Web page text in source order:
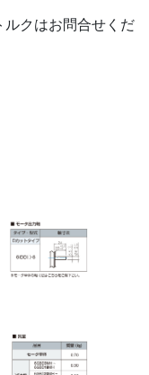
クはお問合せくだ